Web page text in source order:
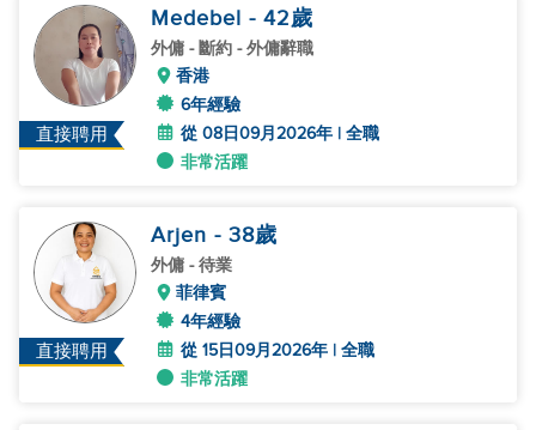
直接聘用
Medebel - 42歲
外傭 - 斷約 - 外傭辭職
香港
6年經驗
從 08日09月2026年 | 全職
非常活躍
直接聘用
Arjen - 38歲
外傭 - 待業
菲律賓
4年經驗
從 15日09月2026年 | 全職
非常活躍